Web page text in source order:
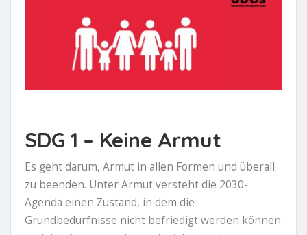
SDG 1 – Keine Armut
Es geht darum, Armut in allen Formen und überall
zu beenden. Unter Armut versteht die 2030-
Agenda einen Zustand, in dem die
Grundbedürfnisse nicht befriedigt werden können